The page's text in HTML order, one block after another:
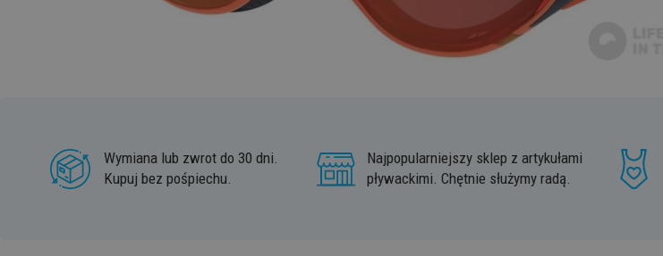
Wymiana lub zwrot do 30 dni.
Kupuj bez pośpiechu.
Najpopularniejszy sklep z artykułami
pływackimi. Chętnie służymy radą.